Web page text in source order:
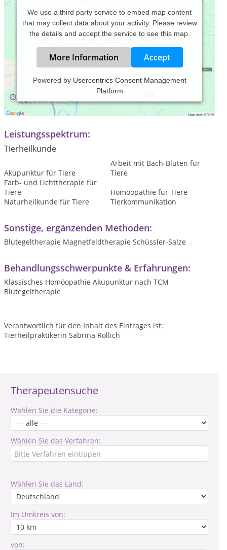
Therapeutensuche
Wählen Sie die Kategorie:
Wählen Sie das Verfahren:
Wählen Sie das Land:
Im Umkreis von:
von:
We use a third party service to embed map content
that may collect data about your activity. Please review
the details and accept the service to see this map.
More Information Accept
Powered by Usercentrics Consent Management
Platform
Praxiszeiten:
Termine nach Vereinbarung
Leistungsspektrum:
Tierheilkunde
Akupunktur für Tiere
Arbeit mit Bach-Blüten für
Tiere
Farb- und Lichttherapie für
Tiere
Homöopathie für Tiere
Naturheilkunde für Tiere
Tierkommunikation
Sonstige, ergänzenden Methoden:
Blutegeltherapie Magnetfeldtherapie Schüssler-Salze
Behandlungsschwerpunkte & Erfahrungen:
Klassisches Homöopathie Akupunktur nach TCM
Blutegeltherapie
Verantwortlich für den Inhalt des Eintrages ist:
Tierheilpraktikerin Sabrina Röllich